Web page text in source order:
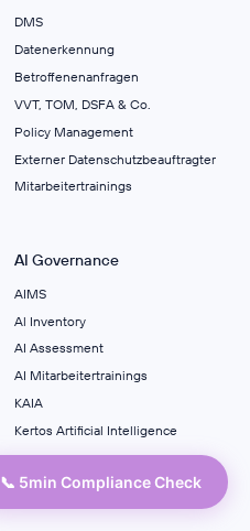
DMS
Datenerkennung
Betroffenenanfragen
VVT, TOM, DSFA & Co.
Policy Management
Externer Datenschutzbeauftragter
Mitarbeitertrainings
AI Governance
AIMS
Al Inventory
AI Assessment
AI Mitarbeitertrainings
KAIA
Kertos Artificial Intelligence
📞 5min Compliance Check